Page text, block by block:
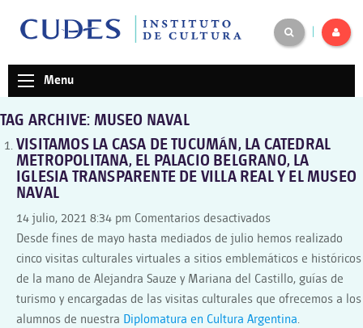
Menu
TAG ARCHIVE: MUSEO NAVAL
VISITAMOS LA CASA DE TUCUMÁN, LA CATEDRAL
METROPOLITANA, EL PALACIO BELGRANO, LA
IGLESIA TRANSPARENTE DE VILLA REAL Y EL MUSEO
NAVAL
14 julio, 2021 8:34 pm Comentarios desactivadosen
VISITAMOS
LA
CASA
DE
TUCUMÁN,
Desde fines de mayo hasta mediados de julio hemos realizado
cinco visitas culturales virtuales a sitios emblemáticos e históricos
de la mano de Alejandra Sauze y Mariana del Castillo, guías de
turismo y encargadas de las visitas culturales que ofrecemos a los
alumnos de nuestra Diplomatura en Cultura Argentina.